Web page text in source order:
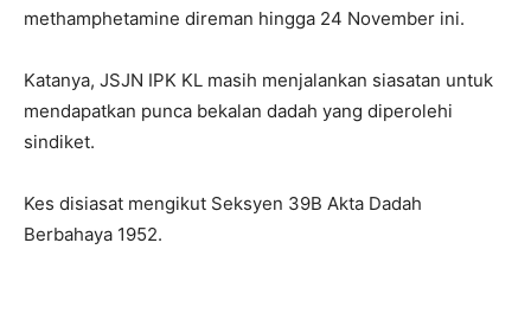
methamphetamine direman hingga 24 November ini.
Katanya, JSJN IPK KL masih menjalankan siasatan untuk
mendapatkan punca bekalan dadah yang diperolehi
sindiket.
Kes disiasat mengikut Seksyen 39B Akta Dadah
Berbahaya 1952.